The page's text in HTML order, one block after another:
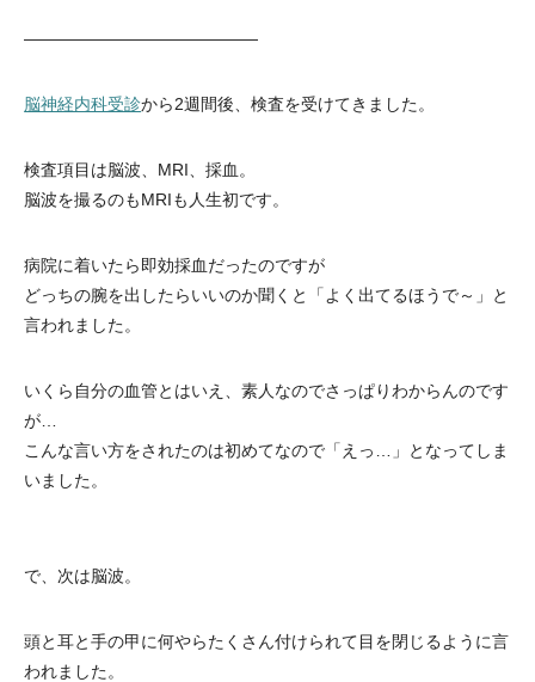
——————————————
脳神経内科受診から2週間後、検査を受けてきました。
検査項目は脳波、MRI、採血。
脳波を撮るのもMRIも人生初です。
病院に着いたら即効採血だったのですが
どっちの腕を出したらいいのか聞くと「よく出てるほうで～」と
言われました。
いくら自分の血管とはいえ、素人なのでさっぱりわからんのです
が…
こんな言い方をされたのは初めてなので「えっ…」となってしま
いました。
で、次は脳波。
頭と耳と手の甲に何やらたくさん付けられて目を閉じるように言
われました。